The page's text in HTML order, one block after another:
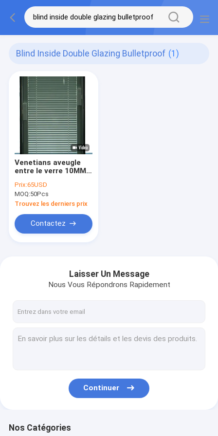
Blind Inside Double Glazing Bulletproof (1)
Venetians aveugle
entre le verre 10MM à
vitrage à l'épreuve
des balles
Prix:65USD
MOQ:50Pcs
Trouvez les derniers prix
Contactez
Laisser Un Message
Nous Vous Répondrons Rapidement
Continuer
Nos Catégories